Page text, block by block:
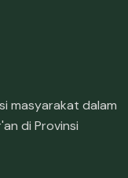
masyarakat dalam
di Provinsi